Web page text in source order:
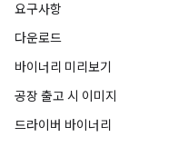
요구사항
다운로드
바이너리 미리보기
공장 출고 시 이미지
드라이버 바이너리